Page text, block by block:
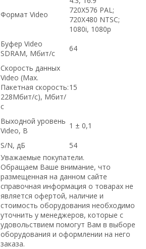
Формат Video
720X576 PAL;
720X480 NTSC;
1080i, 1080p
Буфер Video
SDRAM, Мбит/с
64
Скорость данных
Video (Max.
Пакетная скорость:
228Мбит/с), Мбит/
с
15
Выходной уровень
Video, В
1 ± 0,1
S/N, дБ
54
Уважаемые покупатели.
Обращаем Ваше внимание, что
размещенная на данном сайте
справочная информация о товарах не
является офертой, наличие и
стоимость оборудования необходимо
уточнить у менеджеров, которые с
удовольствием помогут Вам в выборе
оборудования и оформлении на него
заказа.